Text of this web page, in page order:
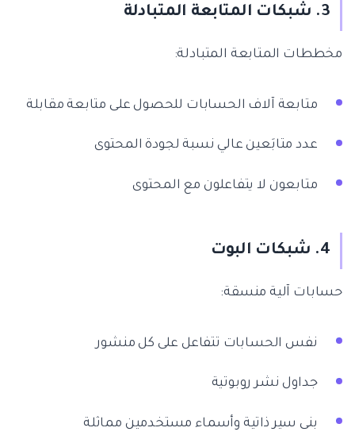
3. شبكات المتابعة المتبادلة
مخططات المتابعة المتبادلة:
متابعة آلاف الحسابات للحصول على متابعة مقابلة
عدد متابَعين عالي نسبة لجودة المحتوى
متابعون لا يتفاعلون مع المحتوى
4. شبكات البوت
حسابات آلية منسقة:
نفس الحسابات تتفاعل على كل منشور
جداول نشر روبوتية
بنى سير ذاتية وأسماء مستخدمين مماثلة